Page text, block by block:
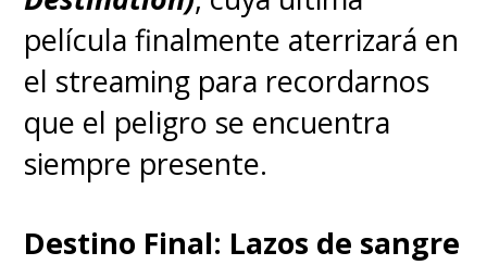
La SAG-AFTRA reclama a la
Alianza de Productores de Cine
y Televisión (AMPTP) un uso
regulado de la IA y mayores
derechos residuales -
película finalmente aterrizará en
el streaming para recordarnos
que el peligro se encuentra
siempre presente.
Destino Final: Lazos de sangre